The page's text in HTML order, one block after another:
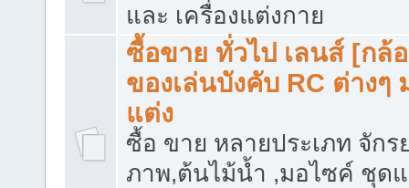
และ เครื่องแต่งกาย
ซื้อขาย ทั่วไป เลนส์ [กล้
ของเล่นบังคับ RC ต่างๆ
แต่ง
ซื้อ ขาย หลายประเภท จักร
ภาพ,ต้นไม้น้ำ ,มอไซค์ ชุด